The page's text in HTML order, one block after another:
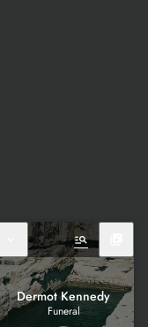
manage_search
Dermot Kennedy
Funeral